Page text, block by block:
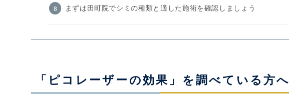
まずは田町院でシミの種類と適した施術を確認しましょう
「ピコレーザーの効果」を調べている方へ